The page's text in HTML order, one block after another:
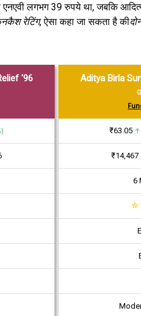
लगभग 39 रुपये था, जबकि
रेटिंग, ऐसा कहा जा सकता है की
'96 Aditya Birla
₹63.05 ↑
₹14,467
6
☆